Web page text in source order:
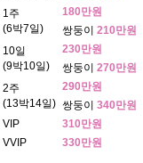
1주
(6박7일)
180만원
쌍둥이 210만원
10일
(9박10일)
230만원
쌍둥이 270만원
2주
(13박14일)
290만원
쌍둥이 340만원
VIP
310만원
VVIP
330만원